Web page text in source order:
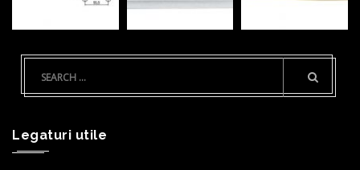
Legaturi utile